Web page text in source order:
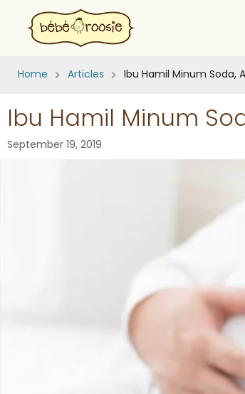
Home Articles Ibu Hamil Minum Soda,
Ibu Hamil Minum
September 19, 2019